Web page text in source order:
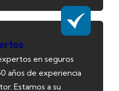
en seguros
años de experiencia
Estamos a su